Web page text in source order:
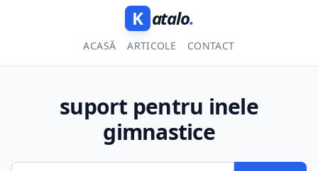
K atalo.
ACASĂ ARTICOLE CONTACT
suport pentru inele
gimnastice